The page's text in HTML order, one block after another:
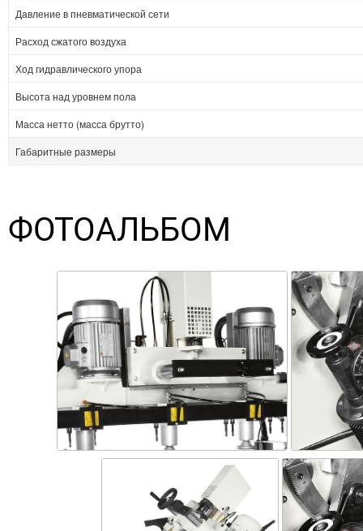
Давление в пневматической сети
Расход сжатого воздуха
Ход гидравлического упора
Высота над уровнем пола
Масса нетто (масса брутто)
Габаритные размеры
ФОТОАЛЬБОМ